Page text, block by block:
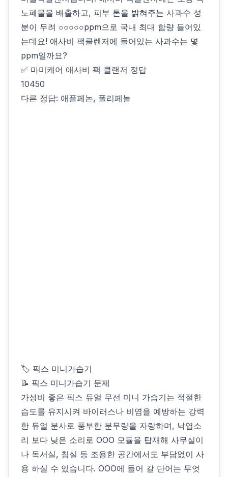
노폐물을 배출하고, 피부 톤을 밝혀주는 사과수 성
분이 무려 ○○○○○ppm으로 국내 최대 함량 들어있
는데요! 애사비 팩클렌저에 들어있는 사과수는 몇
ppm일까요?
✅ 마미케어 애사비 팩 클랜저 정답
10450
다른 정답: 애플페논, 폴리페놀
🏷 픽스 미니가습기
📝 픽스 미니가습기 문제
가성비 좋은 픽스 듀얼 무선 미니 가습기는 적절한
습도를 유지시켜 바이러스나 비염을 예방하는 강력
한 듀얼 분사로 풍부한 분무량을 자랑하며, 낙엽소
리 보다 낮은 소리로 OOO 모듈을 탑재해 사무실이
나 독서실, 침실 등 조용한 공간에서도 부담없이 사
용 하실 수 있습니다. OOO에 들어 갈 단어는 무엇